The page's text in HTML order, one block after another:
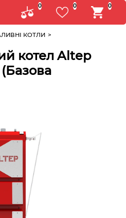
0 0 0
КОТЛИ >
котел Altep